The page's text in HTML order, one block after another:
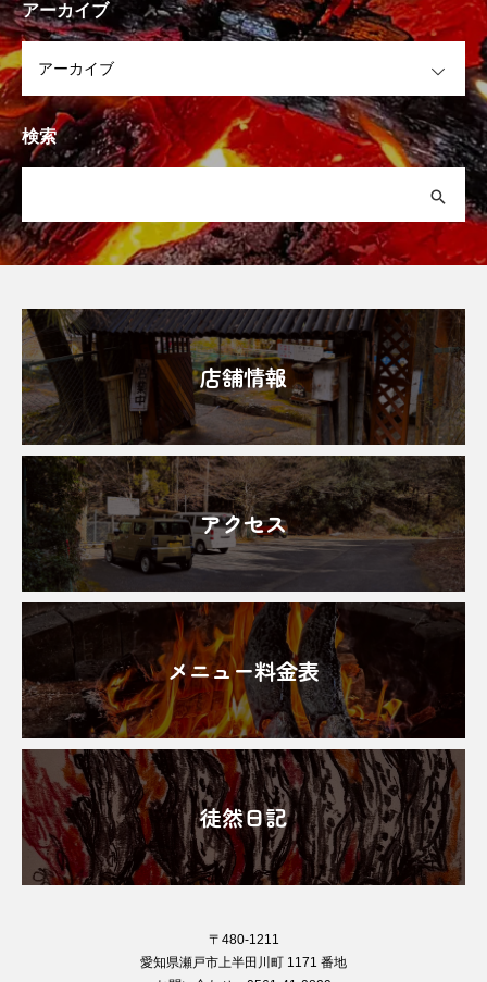
アーカイブ
検索
店舗情報
アクセス
メニュー料金表
徒然日記
〒480-1211
愛知県瀬戸市上半田川町 1171 番地